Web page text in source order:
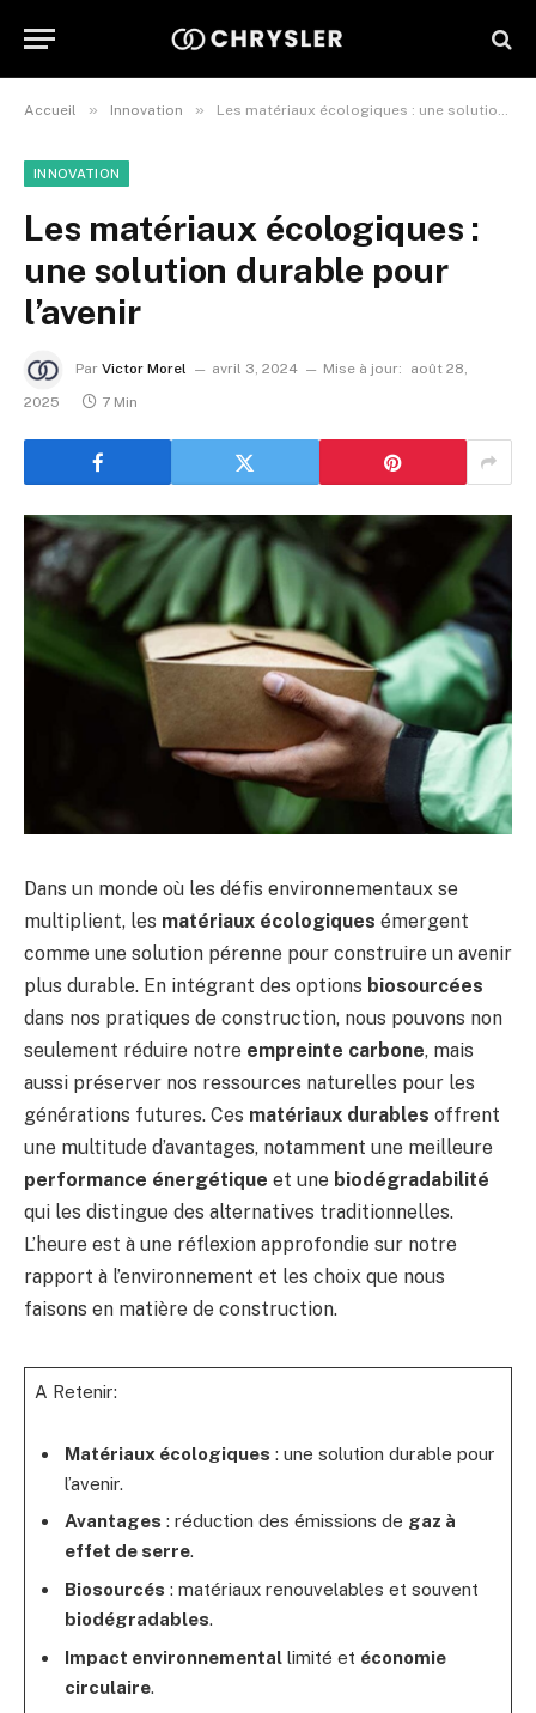
Accueil » Innovation » Les matériaux écologiques : une solution durable pour l’avenir
INNOVATION
Les matériaux écologiques :
une solution durable pour
l’avenir
Par Victor Morel avril 3, 2024 Mise à jour:
août 28,
2025
7 Min
Dans un monde où les défis environnementaux se
multiplient, les matériaux écologiques émergent
comme une solution pérenne pour construire un avenir
plus durable. En intégrant des options biosourcées
dans nos pratiques de construction, nous pouvons non
seulement réduire notre empreinte carbone, mais
aussi préserver nos ressources naturelles pour les
générations futures. Ces matériaux durables offrent
une multitude d’avantages, notamment une meilleure
performance énergétique et une biodégradabilité
qui les distingue des alternatives traditionnelles.
L’heure est à une réflexion approfondie sur notre
rapport à l’environnement et les choix que nous
faisons en matière de construction.
A Retenir:
Matériaux écologiques : une solution durable pour
l’avenir.
Avantages : réduction des émissions de gaz à
effet de serre.
Biosourcés : matériaux renouvelables et souvent
biodégradables.
Impact environnementallimité et économie
circulaire.